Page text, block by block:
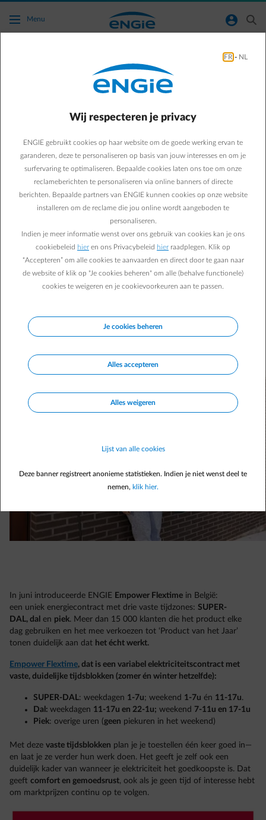
Ga naar de hoofdinhoud
Menu normal-account-circle search
Bespaartips
Leveren de SUPER-
DALuren van Empower
Flextime nu echt voordeel
op?
Kristof C.
12/01/2026·1 min
Meer dan 15 000 Belgische gezinnen kozen al voor
de goedkoopste SUPER DALuren, met als resultaat een
lagere factuur en een ontlast elektriciteitsnet. Jouw beurt
In juni introduceerde ENGIE Empower Flextime in België:
een uniek energiecontract met drie vaste tijdzones: SUPER-
DAL, dal en piek. Meer dan 15 000 klanten die het product elke
dag gebruiken en het mee verkoezen tot ‘Product van het Jaar’
tonen duidelijk aan dat het écht werkt.
Empower Flextime, dat is een variabel elektriciteitscontract met
vaste, duidelijke tijdsblokken (zomer én winter hetzelfde):
SUPER-DAL: weekdagen 1-7u; weekend 1-7u én 11-17u.
Dal: weekdagen 11-17u en 22-1u; weekend 7-11u en 17-1u
Piek: overige uren (geen piekuren in het weekend)
Met deze vaste tijdsblokken plan je je toestellen één keer goed in—
en laat je ze verder hun werk doen. Het geeft je zelf ook een
duidelijk kader van wanneer je elektriciteit het goedkoopste is. Dat
geeft comfort en gemoedsrust, ook als je geen tijd of interesse hebt
om marktprijzen continu op te volgen.
FR - NL
Wij respecteren je privacy
ENGIE gebruikt cookies op haar website om de goede werking ervan te
garanderen, deze te personaliseren op basis van jouw interesses en om je
surfervaring te optimaliseren. Bepaalde cookies laten ons toe om onze
reclameberichten te personaliseren via online banners of directe
berichten. Bepaalde partners van ENGIE kunnen cookies op onze website
installeren om de reclame die jou online wordt aangeboden te
personaliseren.
Indien je meer informatie wenst over ons gebruik van cookies kan je ons
cookiebeleid hier en ons Privacybeleid hier raadplegen. Klik op
“Accepteren” om alle cookies te aanvaarden en direct door te gaan naar
de website of klik op "Je cookies beheren" om alle (behalve functionele)
cookies te weigeren en je cookievoorkeuren aan te passen.
Je cookies beheren
Alles accepteren
Alles weigeren
Lijst van alle cookies
Deze banner registreert anonieme statistieken. Indien je niet wenst deel te
nemen, klik hier.